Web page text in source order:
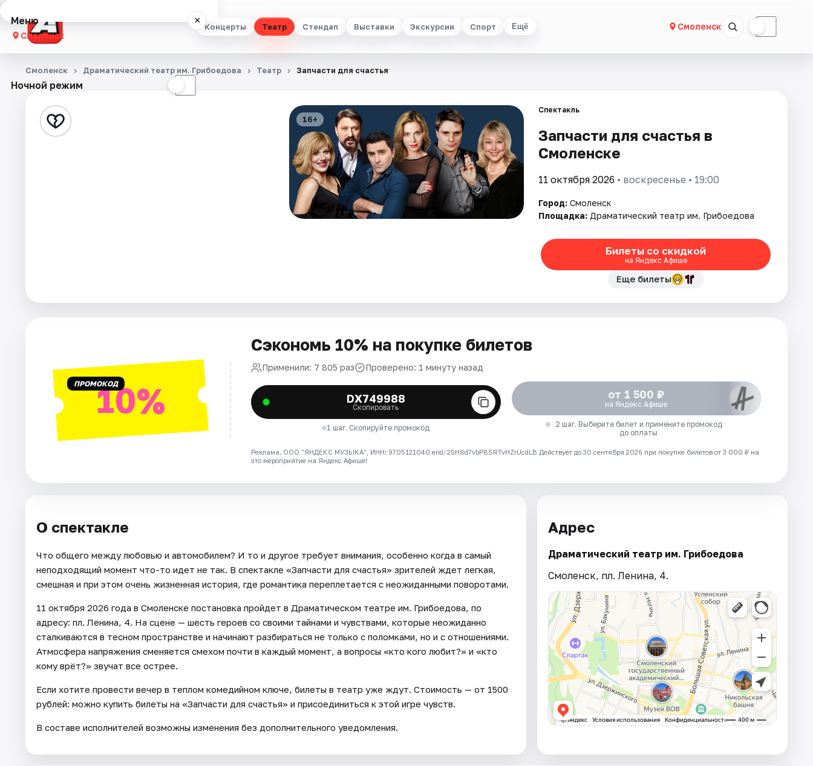
Концерты Театр Стендап Выставки Экскурсии Спорт Ещё Смоленск ☾
Меню ×
Смоленск
Концерты
Стендап
Площадки
Ночной режим ☾
Смоленск Драматический театр им. Грибоедова Театр Запчасти для счастья
16+
Спектакль
Запчасти для счастья в
Смоленске
11 октября 2026 • воскресенье • 19:00
Город: Смоленск
Площадка: Драматический театр им. Грибоедова
Билеты со скидкой
на Яндекс Афише
Еще билеты
ПРОМОКОД10%
Сэкономь 10% на покупке билетов
Применили: 7 805 раз Проверено: 1 минуту назад
DX749988
Скопировать
1 шаг. Скопируйте промокод
от 1 500 ₽
на Яндекс Афише
2 шаг. Выберите билет и примените промокод
до оплаты
Реклама. ООО "ЯНДЕКС МУЗЫКА", ИНН: 9705121040 erid: 25H8d7vbP8SRTvHZrUcdLB Действует до 30 сентября 2026 при покупке билетов от 3 000 ₽ на
это мероприятие на Яндекс Афише!
О спектакле
Что общего между любовью и автомобилем? И то и другое требует внимания, особенно когда в самый
неподходящий момент что-то идет не так. В спектакле «Запчасти для счастья» зрителей ждет легкая,
смешная и при этом очень жизненная история, где романтика переплетается с неожиданными поворотами.
11 октября 2026 года в Смоленске постановка пройдет в Драматическом театре им. Грибоедова, по
адресу: пл. Ленина, 4. На сцене — шесть героев со своими тайнами и чувствами, которые неожиданно
сталкиваются в тесном пространстве и начинают разбираться не только с поломками, но и с отношениями.
Атмосфера напряжения сменяется смехом почти в каждый момент, а вопросы «кто кого любит?» и «кто
кому врёт?» звучат все острее.
Если хотите провести вечер в теплом комедийном ключе, билеты в театр уже ждут. Стоимость — от 1500
рублей: можно купить билеты на «Запчасти для счастья» и присоединиться к этой игре чувств.
В составе исполнителей возможны изменения без дополнительного уведомления.
Адрес
Драматический театр им. Грибоедова
Смоленск, пл. Ленина, 4.